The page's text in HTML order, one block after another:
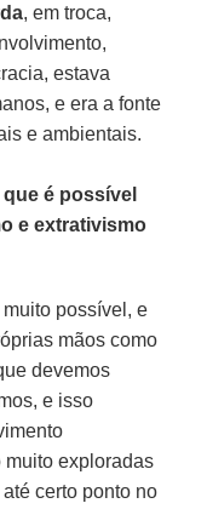
, em troca,
estava
e era a fonte
e ambientais.
é possível
e extrativismo
muito possível, e
mãos como
devemos
e isso
exploradas
certo ponto no